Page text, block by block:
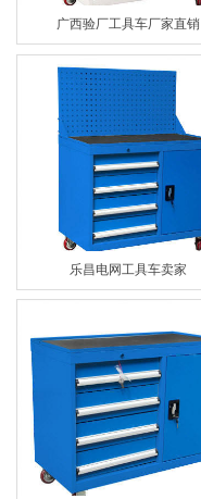
广西验厂工具车厂家直销
乐昌电网工具车卖家